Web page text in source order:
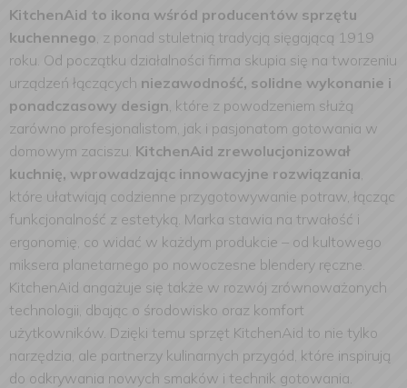
KitchenAid to ikona wśród producentów sprzętu
kuchennego, z ponad stuletnią tradycją sięgającą 1919
roku. Od początku działalności firma skupia się na tworzeniu
urządzeń łączących niezawodność, solidne wykonanie i
ponadczasowy design, które z powodzeniem służą
zarówno profesjonalistom, jak i pasjonatom gotowania w
domowym zaciszu. KitchenAid zrewolucjonizował
kuchnię, wprowadzając innowacyjne rozwiązania,
które ułatwiają codzienne przygotowywanie potraw, łącząc
funkcjonalność z estetyką. Marka stawia na trwałość i
ergonomię, co widać w każdym produkcie – od kultowego
miksera planetarnego po nowoczesne blendery ręczne.
KitchenAid angażuje się także w rozwój zrównoważonych
technologii, dbając o środowisko oraz komfort
użytkowników. Dzięki temu sprzęt KitchenAid to nie tylko
narzędzia, ale partnerzy kulinarnych przygód, które inspirują
do odkrywania nowych smaków i technik gotowania.